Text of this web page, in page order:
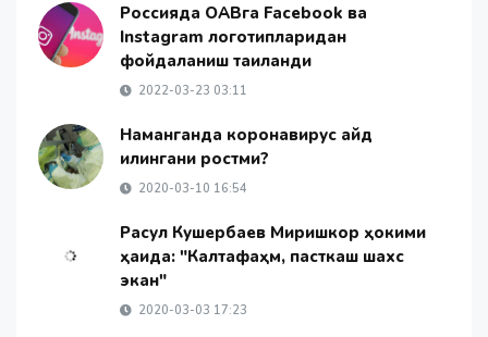
Россияда ОАВга Facebook ва
Instagram логотипларидан
фойдаланиш тақиқланди
2022-03-23 03:11
Наманганда коронавирус қайд
қилингани ростми?
2020-03-10 16:54
Расул Кушербаев Миришкор ҳокими
ҳақида: "Калтафаҳм, пасткаш шахс
экан"
2020-03-03 17:23